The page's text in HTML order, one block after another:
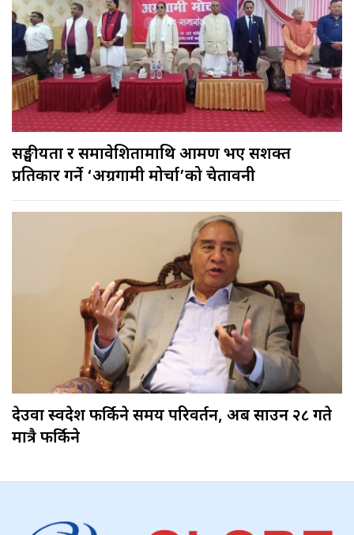
सङ्घीयता र समावेशितामाथि आक्रमण भए सशक्त
प्रतिकार गर्ने ‘अग्रगामी मोर्चा’को चेतावनी
देउवा स्वदेश फर्किने समय परिवर्तन, अब साउन २८ गते
मात्रै फर्किने